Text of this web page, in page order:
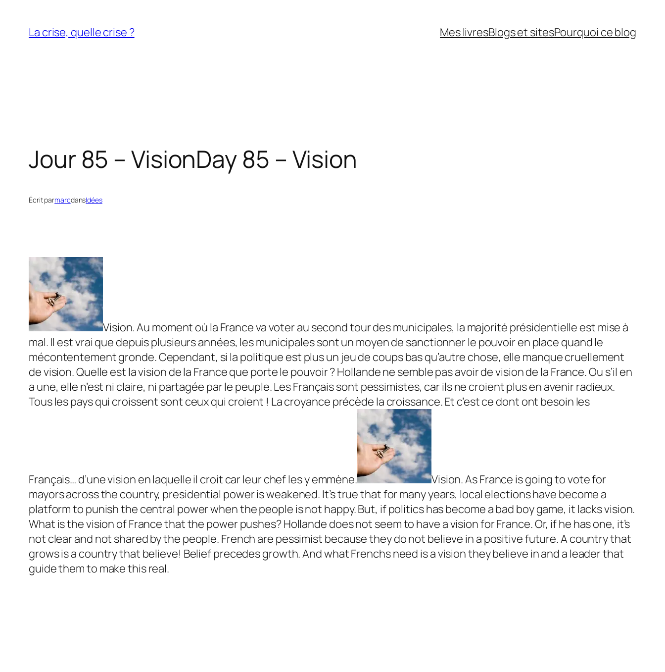
contenu
La crise, quelle crise ? Mes livresBlogs et sitesPourquoi ce blog
Jour 85 – VisionDay 85 – Vision
Écrit parmarcdansIdées
Vision. Au moment où la France va voter au second tour des municipales, la majorité présidentielle est mise à
mal. Il est vrai que depuis plusieurs années, les municipales sont un moyen de sanctionner le pouvoir en place quand le
mécontentement gronde. Cependant, si la politique est plus un jeu de coups bas qu’autre chose, elle manque cruellement
de vision. Quelle est la vision de la France que porte le pouvoir ? Hollande ne semble pas avoir de vision de la France. Ou s’il en
a une, elle n’est ni claire, ni partagée par le peuple. Les Français sont pessimistes, car ils ne croient plus en avenir radieux.
Tous les pays qui croissent sont ceux qui croient ! La croyance précède la croissance. Et c’est ce dont ont besoin les
Français… d’une vision en laquelle il croit car leur chef les y emmène.
Vision. As France is going to vote for
mayors across the country, presidential power is weakened. It’s true that for many years, local elections have become a
platform to punish the central power when the people is not happy. But, if politics has become a bad boy game, it lacks vision.
What is the vision of France that the power pushes? Hollande does not seem to have a vision for France. Or, if he has one, it’s
not clear and not shared by the people. French are pessimist because they do not believe in a positive future. A country that
grows is a country that believe! Belief precedes growth. And what Frenchs need is a vision they believe in and a leader that
guide them to make this real.